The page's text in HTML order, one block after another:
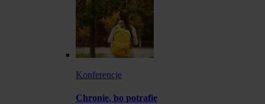
Konferencje
Chronię, bo potrafię